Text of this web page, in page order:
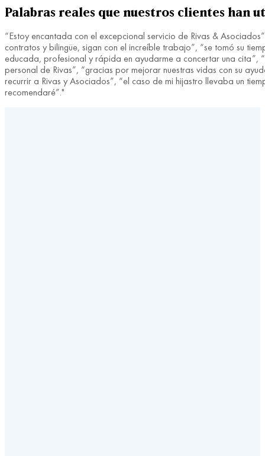
Palabras reales que nuestros clientes han
“Estoy encantada con el excepcional servicio de Rivas &
contratos y bilingüe, sigan con el increíble trabajo”, “se tomó su
educada, profesional y rápida en ayudarme a concertar una cita”,
personal de Rivas”, “gracias por mejorar nuestras vidas con su
recurrir a Rivas y Asociados”, “el caso de mi hijastro llevaba un
recomendaré”."